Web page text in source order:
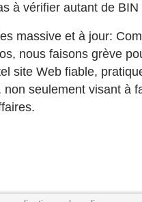
à vérifier autant de
massive et à jour:
nous faisons grève
site Web fiable,
non seulement visant à